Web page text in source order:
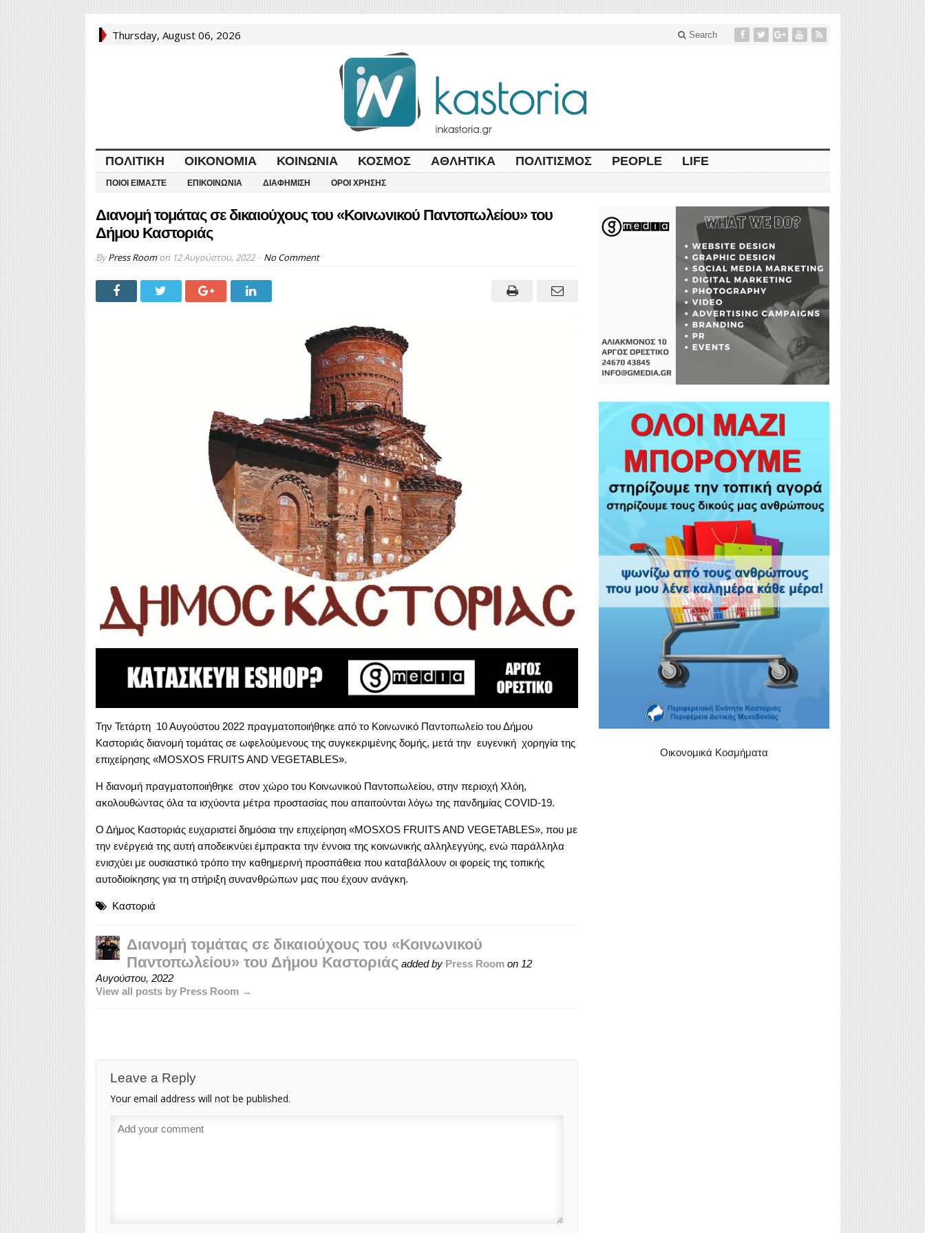
Thursday, August 06, 2026 Search
ΠΟΛΙΤΙΚΉ ΟΙΚΟΝΟΜΊΑ ΚΟΙΝΩΝΊΑ ΚΌΣΜΟΣ ΑΘΛΗΤΙΚΆ ΠΟΛΙΤΙΣΜΌΣ PEOPLE LIFE
ΠΟΙΟΙ ΕΊΜΑΣΤΕ ΕΠΙΚΟΙΝΩΝΊΑ ΔΙΑΦΉΜΙΣΗ ΌΡΟΙ ΧΡΉΣΗΣ
Διανομή τομάτας σε δικαιούχους του «Κοινωνικού Παντοπωλείου» του
Δήμου Καστοριάς
ByPress Roomon 12 Αυγούστου, 2022 No Comment
Την Τετάρτη 10 Αυγούστου 2022 πραγματοποιήθηκε από το Κοινωνικό Παντοπωλείο του Δήμου
Καστοριάς διανομή τομάτας σε ωφελούμενους της συγκεκριμένης δομής, μετά την ευγενική χορηγία της
επιχείρησης «MOSXOS FRUITS AND VEGETABLES».
Η διανομή πραγματοποιήθηκε στον χώρο του Κοινωνικού Παντοπωλείου, στην περιοχή Χλόη,
ακολουθώντας όλα τα ισχύοντα μέτρα προστασίας που απαιτούνται λόγω της πανδημίας COVID-19.
Ο Δήμος Καστοριάς ευχαριστεί δημόσια την επιχείρηση «MOSXOS FRUITS AND VEGETABLES», που με
την ενέργειά της αυτή αποδεικνύει έμπρακτα την έννοια της κοινωνικής αλληλεγγύης, ενώ παράλληλα
ενισχύει με ουσιαστικό τρόπο την καθημερινή προσπάθεια που καταβάλλουν οι φορείς της τοπικής
αυτοδιοίκησης για τη στήριξη συνανθρώπων μας που έχουν ανάγκη.
Καστοριά
Διανομή τομάτας σε δικαιούχους του «Κοινωνικού
Παντοπωλείου» του Δήμου Καστοριάς added by Press Roomon 12
Αυγούστου, 2022
View all posts by Press Room →
Leave a Reply
Your email address will not be published.
Οικονομικά Κοσμήματα